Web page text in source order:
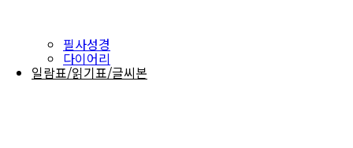
필사성경
다이어리
일람표/읽기표/글씨본